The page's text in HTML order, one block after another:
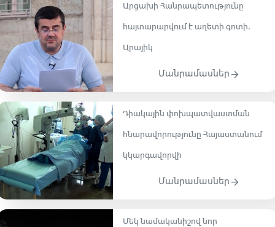
Արցախի Հանրապետությունը
հայտարարվում է աղետի գոտի.
Արայիկ
Մանրամասներ
Դիակային փոխպատվաստման
հնարավորությունը Հայաստանում
կկարգավորվի
Մանրամասներ
Մեկ նամականիշով նոր